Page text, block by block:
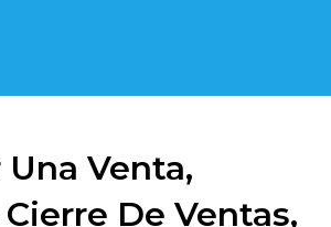
Una Venta,
De Ventas,